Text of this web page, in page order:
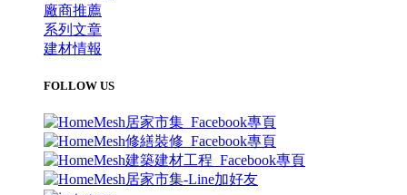
廠商推薦
系列文章
建材情報
FOLLOW US